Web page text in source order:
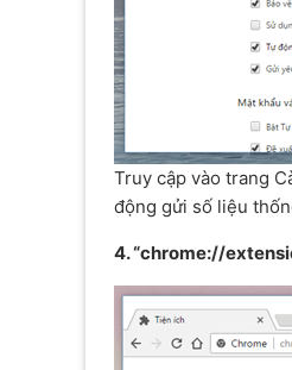
Truy cập vào trang
động gửi số liệu
4. “chrome://